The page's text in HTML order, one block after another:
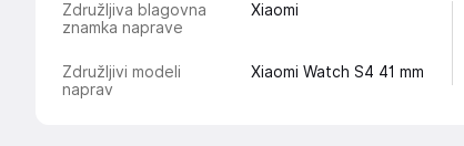
Združljiva blagovna
znamka naprave
Xiaomi
Združljivi modeli
naprav
Xiaomi Watch S4 41 mm